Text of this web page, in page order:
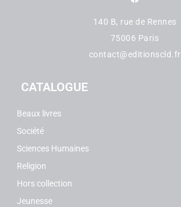
140 B, rue de Rennes
75006 Paris
contact@editionscld.fr
CATALOGUE
Beaux livres
Société
Sciences Humaines
Religion
Hors collection
Jeunesse